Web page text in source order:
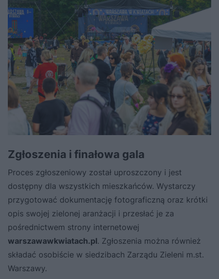
Zgłoszenia i finałowa gala
Proces zgłoszeniowy został uproszczony i jest
dostępny dla wszystkich mieszkańców. Wystarczy
przygotować dokumentację fotograficzną oraz krótki
opis swojej zielonej aranżacji i przesłać je za
pośrednictwem strony internetowej
warszawawkwiatach.pl. Zgłoszenia można również
składać osobiście w siedzibach Zarządu Zieleni m.st.
Warszawy.